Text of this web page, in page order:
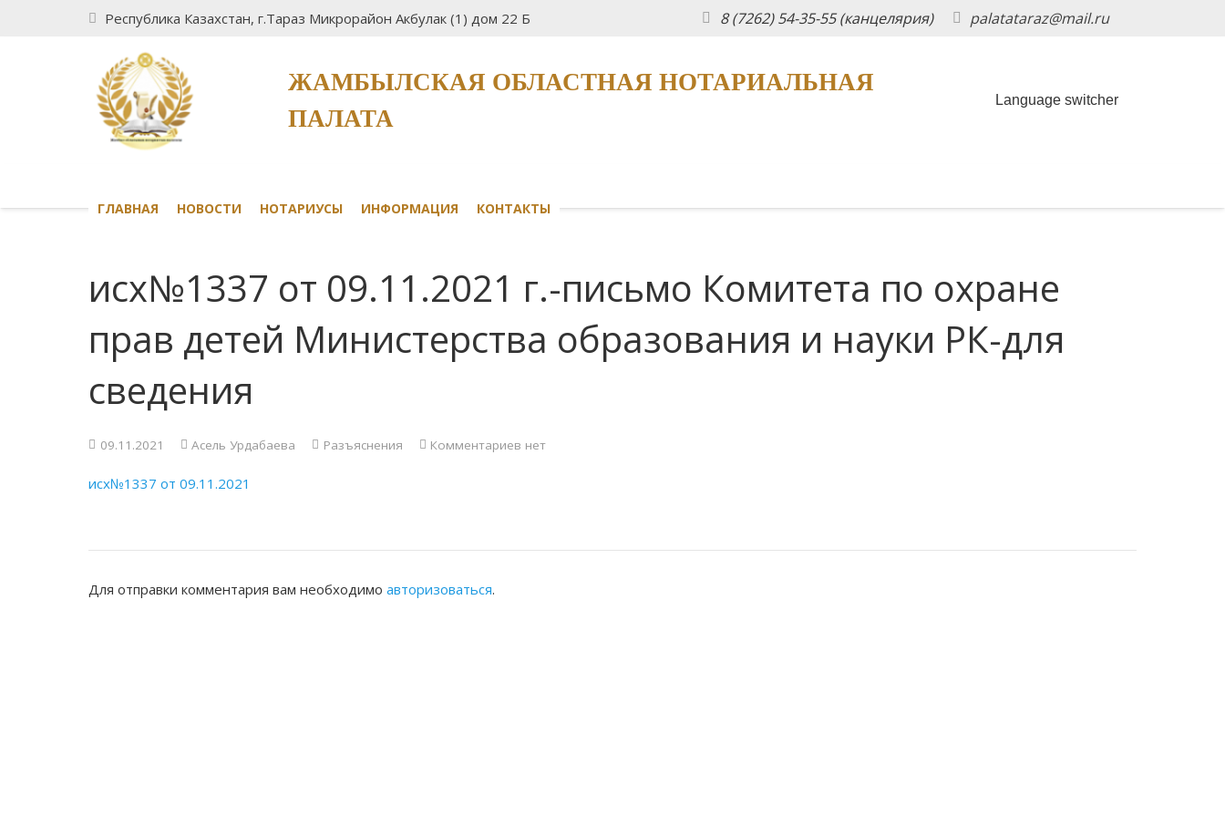
Республика Казахстан, г.Тараз Микрорайон Акбулак (1) дом 22 Б 8 (7262) 54-35-55 (канцелярия) palatataraz@mail.ru
ЖАМБЫЛСКАЯ ОБЛАСТНАЯ НОТАРИАЛЬНАЯ
ПАЛАТА
Language switcher
ГЛАВНАЯ НОВОСТИ НОТАРИУСЫ ИНФОРМАЦИЯ КОНТАКТЫ
исх№1337 от 09.11.2021 г.-письмо Комитета по охране
прав детей Министерства образования и науки РК-для
сведения
09.11.2021 Асель Урдабаева Разъяснения Комментариев нет
исх№1337 от 09.11.2021
Для отправки комментария вам необходимо авторизоваться.